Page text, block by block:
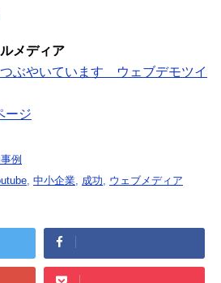
メディア
やいています ウェブデモツイ
ージ
例
中小企業 成功 ウェブメディア